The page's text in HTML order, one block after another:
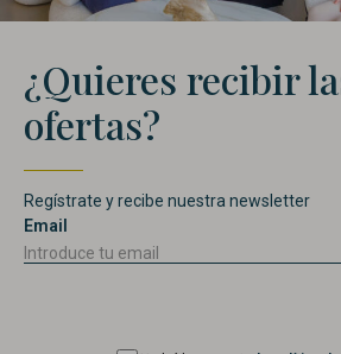
¿Quieres recibir
ofertas?
Regístrate y recibe nuestra newsletter
Email